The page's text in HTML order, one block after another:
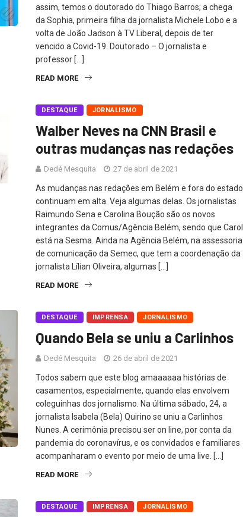
assim, temos o doutorado do Thiago Barros; a chega
da Sophia, primeira filha da jornalista Michele Lobo e a
volta de João Jadson à TV Liberal, depois de ter
vencido a Covid-19. Doutorado – O jornalista e
professor […]
READ MORE
DESTAQUE JORNALISMO
Walber Neves na CNN Brasil e
outras mudanças nas redações
Dedé Mesquita 27 de abril de 2021
As mudanças nas redações em Belém e fora do estado
continuam em alta. Veja algumas delas. Os jornalistas
Raimundo Sena e Carolina Boução são os novos
integrantes da Comus/Agência Belém, sendo que Carol
está na Sesma. Ainda na Agência Belém, na assessoria
de comunicação da Semec, que tem a coordenação da
jornalista Lílian Oliveira, algumas […]
READ MORE
DESTAQUE IMPRENSA JORNALISMO
Quando Bela se uniu a Carlinhos
Dedé Mesquita 26 de abril de 2021
Todos sabem que este blog amaaaaaa histórias de
casamentos, especialmente, quando elas envolvem
coleguinhas dos jornalismo. Na última sábado, 24, a
jornalista Isabela (Bela) Quirino se uniu a Carlinhos
Nunes. A cerimônia precisou ser on line, por conta da
pandemia do coronavírus, e os convidados e familiares
acompanharam o evento por meio de uma live. […]
READ MORE
DESTAQUE IMPRENSA JORNALISMO